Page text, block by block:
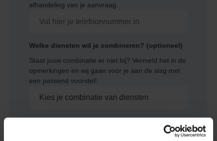
afhandeling van je aanvraag.
Welke diensten wil je combineren? (optioneel)
Staat jouw combinatie er niet bij? Vermeld het in de
opmerkingen en wij gaan voor je aan de slag met
een passend voorstel!